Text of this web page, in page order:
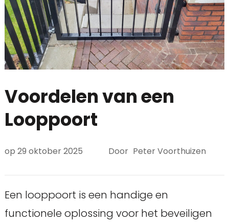
Voordelen van een
Looppoort
op 29 oktober 2025 Door Peter Voorthuizen
Een looppoort is een handige en
functionele oplossing voor het beveiligen